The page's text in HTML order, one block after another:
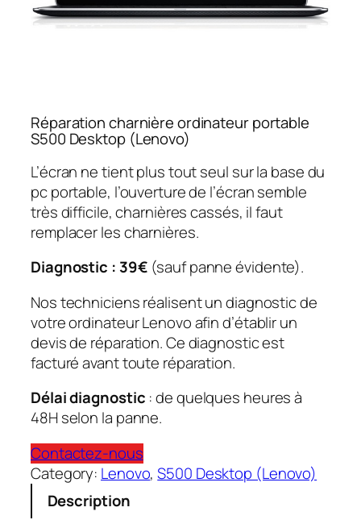
Réparation charnière ordinateur portable
S500 Desktop (Lenovo)
L’écran ne tient plus tout seul sur la base du
pc portable, l’ouverture de l’écran semble
très difficile, charnières cassés, il faut
remplacer les charnières.
Diagnostic : 39€ (sauf panne évidente).
Nos techniciens réalisent un diagnostic de
votre ordinateur Lenovo afin d’établir un
devis de réparation. Ce diagnostic est
facturé avant toute réparation.
Délai diagnostic : de quelques heures à
48H selon la panne.
Contactez-nous
Category: Lenovo, S500 Desktop (Lenovo)
Description